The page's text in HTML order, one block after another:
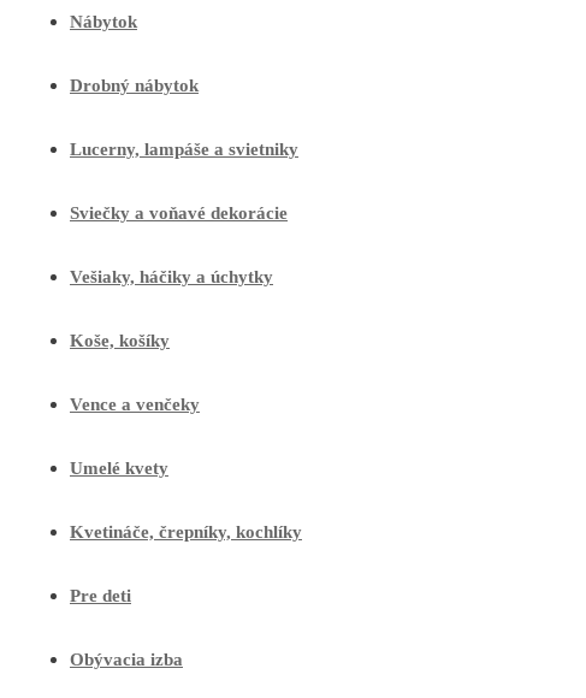
Nábytok
Drobný nábytok
Lucerny, lampáše a svietniky
Sviečky a voňavé dekorácie
Vešiaky, háčiky a úchytky
Koše, košíky
Vence a venčeky
Umelé kvety
Kvetináče, črepníky, kochlíky
Pre deti
Obývacia izba